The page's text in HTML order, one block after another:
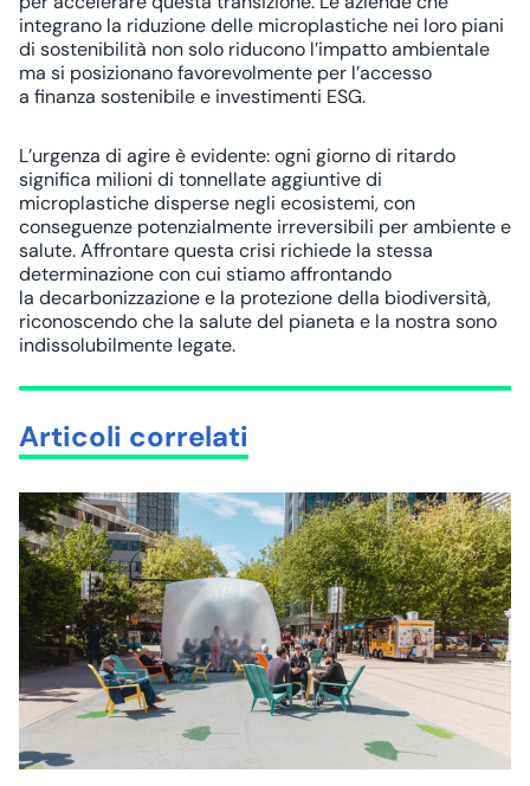
integrano la riduzione delle microplastiche nei loro piani
di sostenibilità non solo riducono l’impatto ambientale
ma si posizionano favorevolmente per l’accesso
a finanza sostenibilee investimenti ESG.
L’urgenza di agire è evidente: ogni giorno di ritardo
significa milioni di tonnellate aggiuntive di
microplastiche disperse negli ecosistemi, con
conseguenze potenzialmente irreversibili per ambiente e
salute. Affrontare questa crisi richiede la stessa
determinazione con cui stiamo affrontando
la decarbonizzazionee la protezione della biodiversità,
riconoscendo che la salute del pianeta e la nostra sono
indissolubilmente legate.
Articoli correlati